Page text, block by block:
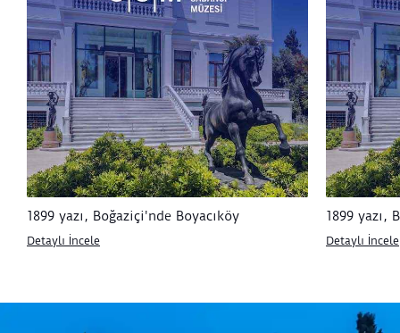
1899 yazı, Boğaziçi'nde Boyacıköy
Detaylı İncele
1899 yazı,
Detaylı İncele